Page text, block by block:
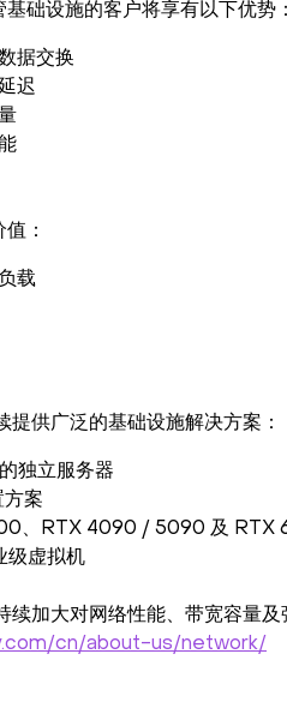
础设施的客户将享有以下优势：
据交换
迟
：
载
供广泛的基础设施解决方案：
独立服务器
案
、RTX 4090 / 5090 及 RTX
级虚拟机
加大对网络性能、带宽容量
cn/about-us/network/